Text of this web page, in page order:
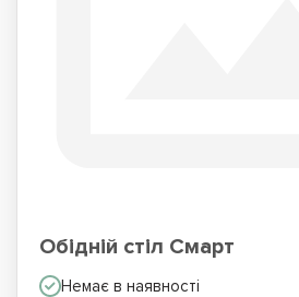
Обідній стіл Смарт
Немає в наявності